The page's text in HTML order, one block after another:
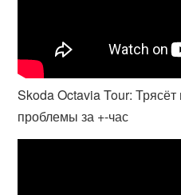
Skoda Octavia Tour:
проблемы за +-час